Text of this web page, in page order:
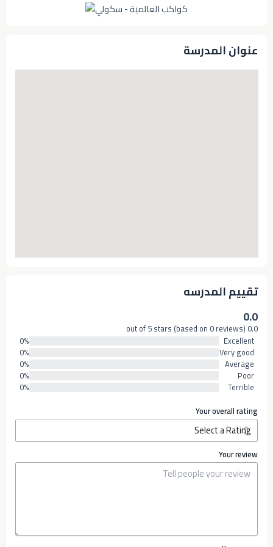
عنوان المدرسة
تقييم المدرسه
0.0
0.0 out of 5 stars (based on 0 reviews)
Excellent
0%
Very good
0%
Average
0%
Poor
0%
Terrible
0%
Your overall rating
Your review